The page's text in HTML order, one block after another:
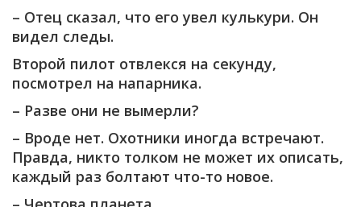
– Отец сказал, что его увел кулькури. Он
видел следы.
Второй пилот отвлекся на секунду,
посмотрел на напарника.
– Разве они не вымерли?
– Вроде нет. Охотники иногда встречают.
Правда, никто толком не может их описать,
каждый раз болтают что-то новое.